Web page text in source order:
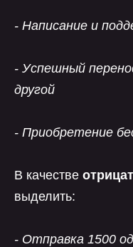
- Написание и
- Успешный
другой
- Приобретение
В качестве
выделить:
- Отправка 1500